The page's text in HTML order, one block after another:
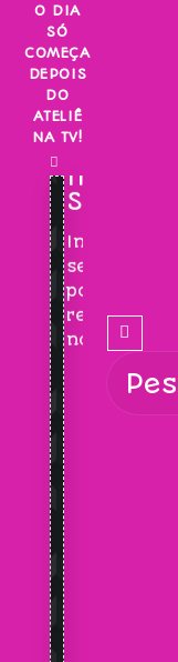
Skip
content
O DIA
SÓ
COMEÇA
DEPOIS
DO
ATELIÊ
NA TV!
SE!
Inscreva-
se
para
receber
novidades!